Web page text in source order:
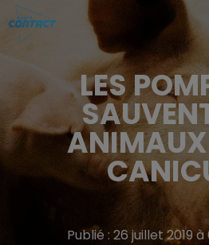
LES
ANIMAUX
Publié : 26 juillet 2019